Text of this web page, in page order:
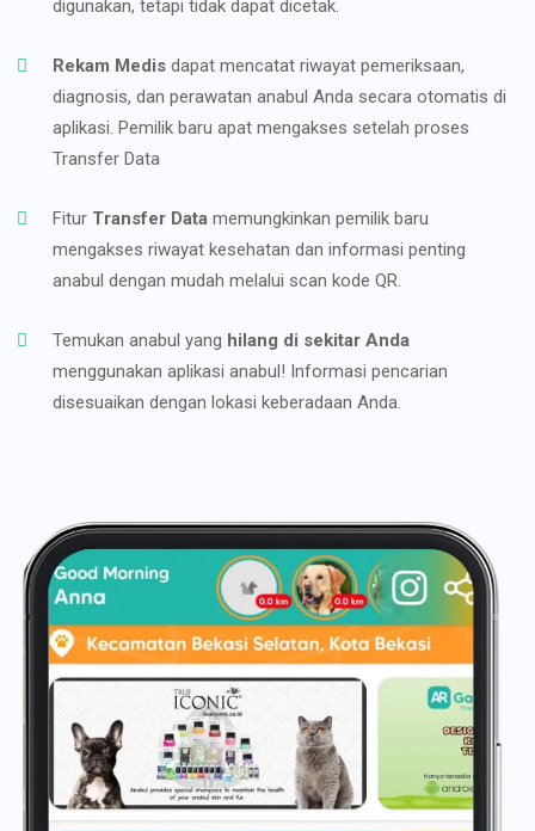
digunakan, tetapi tidak dapat dicetak.
Rekam Medis dapat mencatat riwayat pemeriksaan,
diagnosis, dan perawatan anabul Anda secara otomatis di
aplikasi. Pemilik baru apat mengakses setelah proses
Transfer Data
Fitur Transfer Data memungkinkan pemilik baru
mengakses riwayat kesehatan dan informasi penting
anabul dengan mudah melalui scan kode QR.
Temukan anabul yang hilang di sekitar Anda
menggunakan aplikasi anabul! Informasi pencarian
disesuaikan dengan lokasi keberadaan Anda.